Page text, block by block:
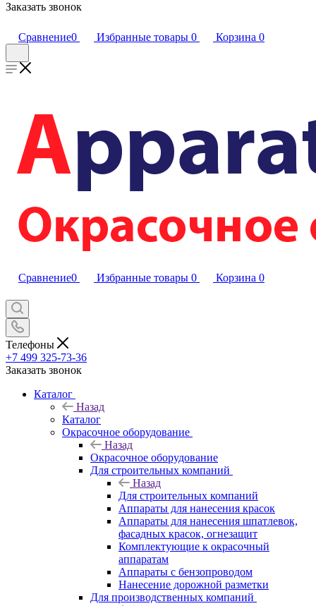
Заказать звонок
Сравнение0 Избранные товары 0 Корзина 0
Сравнение0 Избранные товары 0 Корзина 0
Телефоны
+7 499 325-73-36
Заказать звонок
Каталог
Назад
Каталог
Окрасочное оборудование
Назад
Окрасочное оборудование
Для строительных компаний
Назад
Для строительных компаний
Аппараты для нанесения красок
Аппараты для нанесения шпатлевок,
фасадных красок, огнезащит
Комплектующие к окрасочный
аппаратам
Аппараты с бензопроводом
Нанесение дорожной разметки
Для производственных компаний